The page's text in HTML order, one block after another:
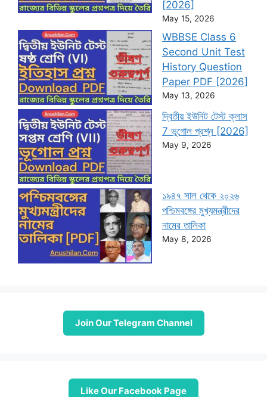
[2026]
May 15, 2026
WBBSE Class 6
Second Unit Test
History Question
Paper PDF [2026]
May 13, 2026
দ্বিতীয় ইউনিট টেস্ট ক্লাস
7 ভূগোল প্রশ্ন [2026]
May 9, 2026
১৯৪৭ সাল থেকে ২০২৬
পশ্চিমবঙ্গের মুখ্যমন্ত্রীদের
নামের তালিকা
May 8, 2026
Join Our Telegram Channel
Like Our Facebook Page